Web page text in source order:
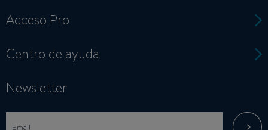
Acceso Pro
Centro de ayuda
Newsletter